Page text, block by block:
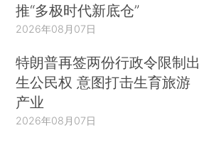
推“多极时代新底仓”
2026年08月07日
特朗普再签两份行政令限制出
生公民权 意图打击生育旅游
产业
2026年08月07日